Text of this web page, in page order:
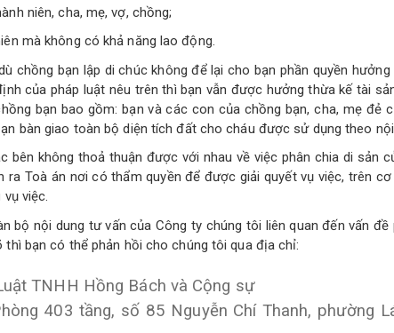
niên, cha, mẹ, vợ, chồng;
mà không có khả năng lao động.
chồng bạn lập di chúc không để lại cho bạn phần quyền
của pháp luật nêu trên thì bạn vẫn được hưởng thừa kế tài
bạn bao gồm: bạn và các con của chồng bạn, cha, mẹ đẻ
bàn giao toàn bộ diện tích đất cho cháu được sử dụng theo
bên không thoả thuận được với nhau về việc phân chia di sản
ra Toà án nơi có thẩm quyền để được giải quyết vụ việc, trên
việc.
bộ nội dung tư vấn của Công ty chúng tôi liên quan đến vấn
thì bạn có thể phản hồi cho chúng tôi qua địa chỉ:
TNHH Hồng Bách và Cộng sự
403 tầng, số 85 Nguyễn Chí Thanh, phường